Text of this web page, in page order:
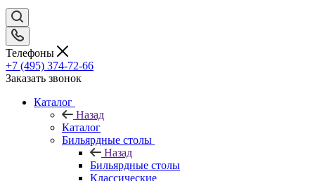
Телефоны
+7 (495) 374-72-66
Заказать звонок
Каталог
Назад
Каталог
Бильярдные столы
Назад
Бильярдные столы
Классические